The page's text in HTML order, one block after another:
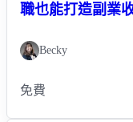
職也能打造副業
Becky
免費